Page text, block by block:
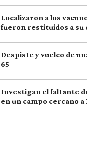
Localizaron a los
fueron restituidos a su
Despiste y vuelco de
65
Investigan el faltante
en un campo cercano